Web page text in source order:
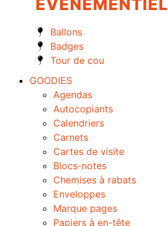
EVENEMENTIEL
Ballons
Badges
Tour de cou
GOODIES
Agendas
Autocopiants
Calendriers
Carnets
Cartes de visite
Blocs-notes
Chemises à rabats
Enveloppes
Marque pages
Papiers à en-tête